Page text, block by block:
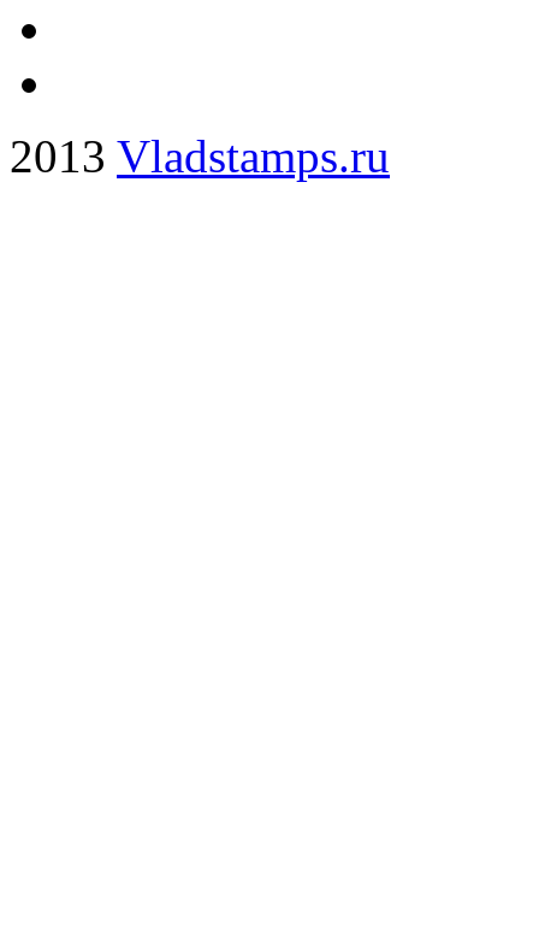
2013 Vladstamps.ru